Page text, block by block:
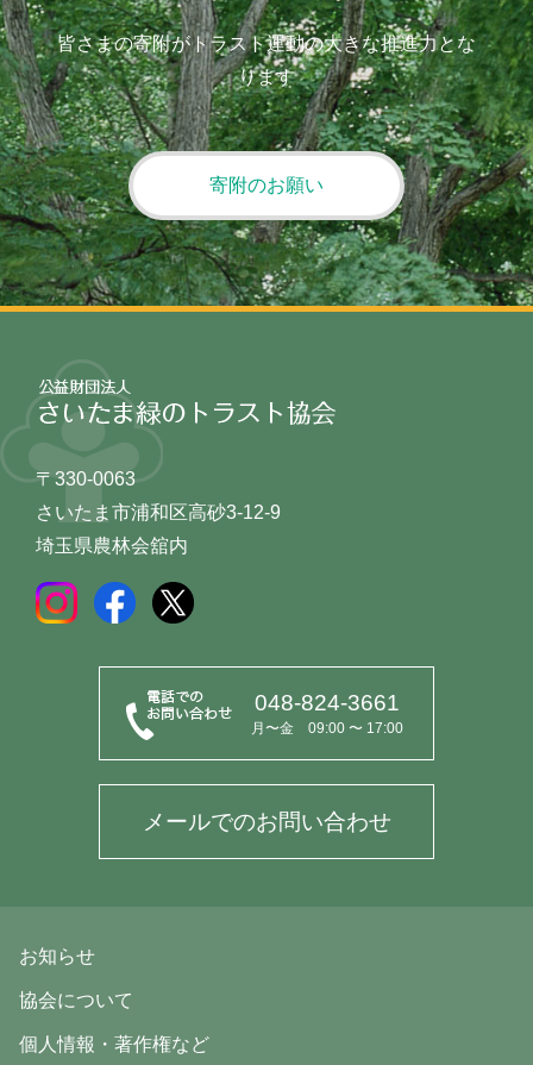
皆さまの寄附がトラスト運動の大きな推進力とな
ります
寄附のお願い
〒330-0063
さいたま市浦和区高砂3-12-9
埼玉県農林会舘内
048-824-3661
月〜金 09:00 〜 17:00
メールでのお問い合わせ
お知らせ
協会について
個人情報・著作権など